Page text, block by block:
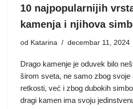
10 najpopularnijih
kamenja i njihova
od Katarina decembar 11, 2024
Drago kamenje je oduvek bilo
širom sveta, ne samo zbog svoje
retkosti, već i zbog dubokih
dragi kamen ima svoju